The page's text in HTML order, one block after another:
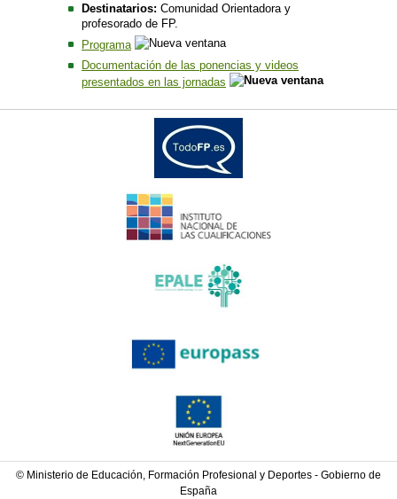
Destinatarios: Comunidad Orientadora y
profesorado de FP.
Programa
Documentación de las ponencias y videos
presentados en las jornadas
© Ministerio de Educación, Formación Profesional y Deportes - Gobierno de
España